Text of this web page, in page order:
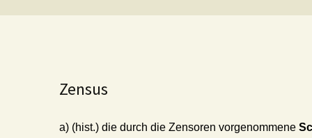
Zensus
a) (hist.) die durch die Zensoren vorgenommene